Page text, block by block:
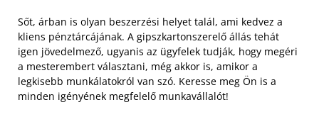
Sőt, árban is olyan beszerzési helyet talál, ami kedvez a
kliens pénztárcájának. A gipszkartonszerelő állás tehát
igen jövedelmező, ugyanis az ügyfelek tudják, hogy megéri
a mesterembert választani, még akkor is, amikor a
legkisebb munkálatokról van szó. Keresse meg Ön is a
minden igényének megfelelő munkavállalót!